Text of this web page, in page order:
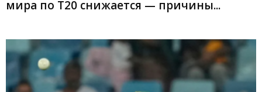
мира по T20 снижается — причины...